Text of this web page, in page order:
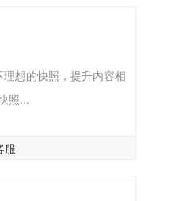
想的快照，提升内容相
照...
服